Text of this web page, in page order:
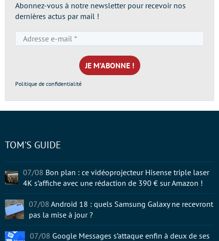
Abonnez-vous à notre newsletter pour recevoir nos
dernières actus par mail !
e-
mail
*
Politique de confidentialité
TOM'S GUIDE
07/08 Bon plan : ce vidéoprojecteur Hisense triple laser
4K s’affiche avec une rédaction de 390 € sur Amazon !
07/08 Android 18 : quels Samsung Galaxy ne recevront
pas la mise à jour ?
07/08 Google Messages s’attaque enfin à deux de ses